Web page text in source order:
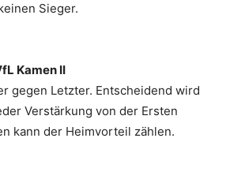
Sieger.
Kamen II
gegen Letzter. Entscheidend wird
Verstärkung von der Ersten
kann der Heimvorteil zählen.